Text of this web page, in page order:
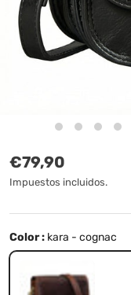
Precio normal
€79,90
Impuestos incluidos.
Color : kara - cognac